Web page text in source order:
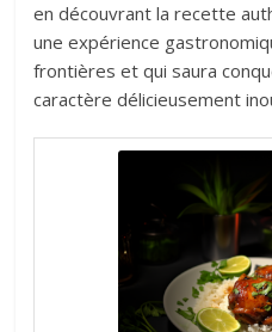
en découvrant la recette
une expérience
frontières et qui saura
caractère délicieusement